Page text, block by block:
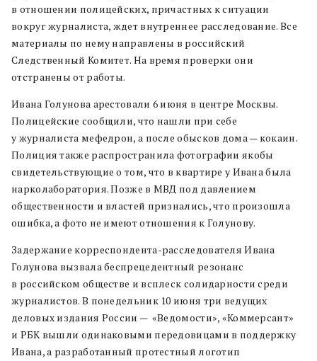
в отношении полицейских, причастных к ситуации
вокруг журналиста, ждет внутреннее расследование. Все
материалы по нему направлены в российский
Следственный Комитет. На время проверки они
отстранены от работы.
Ивана Голунова арестовали 6 июня в центре Москвы.
Полицейские сообщили, что нашли при себе
у журналиста мефедрон, а после обысков дома — кокаин.
Полиция также распространила фотографии якобы
свидетельствующие о том, что в квартире у Ивана была
нарколаборатория. Позже в МВД под давлением
общественности и властей признались, что произошла
ошибка, а фото не имеют отношения к Голунову.
Задержание корреспондента-расследователя Ивана
Голунова вызвала беспрецедентный резонанс
в российском обществе и всплеск солидарности среди
журналистов. В понедельник 10 июня три ведущих
деловых издания России — «Ведомости», «Коммерсант»
и РБК вышли одинаковыми передовицами в поддержку
Ивана, а разработанный протестный логотип